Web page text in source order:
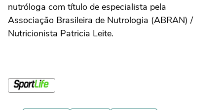
nutróloga com título de especialista pela
Associação Brasileira de Nutrologia (ABRAN) /
Nutricionista Patricia Leite.